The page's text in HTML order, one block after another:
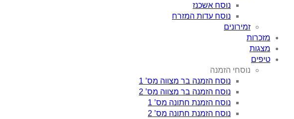
נוסח אשכנז
נוסח עדות המזרח
זמירונים
מזכרות
מצגות
טיפים
נוסחי הזמנה
נוסח הזמנה בר מצווה מס’ 1
נוסח הזמנה בר מצווה מס’ 2
נוסח הזמנת חתונה מס’ 1
נוסח הזמנת חתונה מס’ 2